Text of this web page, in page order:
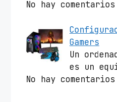
No hay comentarios
Gamers
Un
es un
No hay comentarios